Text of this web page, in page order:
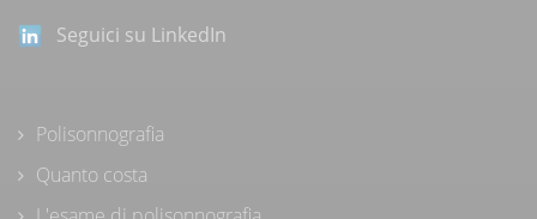
Seguici su LinkedIn
Polisonnografia
Quanto costa